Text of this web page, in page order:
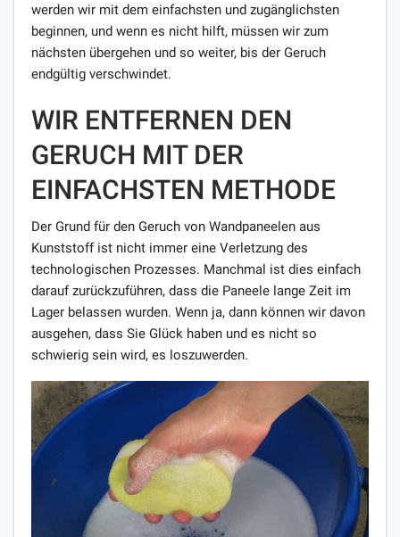
werden wir mit dem einfachsten und zugänglichsten
beginnen, und wenn es nicht hilft, müssen wir zum
nächsten übergehen und so weiter, bis der Geruch
endgültig verschwindet.
WIR ENTFERNEN DEN
GERUCH MIT DER
EINFACHSTEN METHODE
Der Grund für den Geruch von Wandpaneelen aus
Kunststoff ist nicht immer eine Verletzung des
technologischen Prozesses. Manchmal ist dies einfach
darauf zurückzuführen, dass die Paneele lange Zeit im
Lager belassen wurden. Wenn ja, dann können wir davon
ausgehen, dass Sie Glück haben und es nicht so
schwierig sein wird, es loszuwerden.